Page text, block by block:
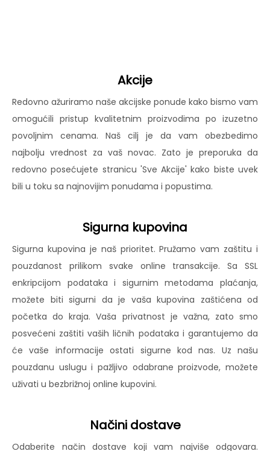
Akcije
Redovno ažuriramo naše akcijske ponude kako bismo vam
omogućili pristup kvalitetnim proizvodima po izuzetno
povoljnim cenama. Naš cilj je da vam obezbedimo
najbolju vrednost za vaš novac. Zato je preporuka da
redovno posećujete stranicu 'Sve Akcije' kako biste uvek
bili u toku sa najnovijim ponudama i popustima.
Sigurna kupovina
Sigurna kupovina je naš prioritet. Pružamo vam zaštitu i
pouzdanost prilikom svake online transakcije. Sa SSL
enkripcijom podataka i sigurnim metodama plaćanja,
možete biti sigurni da je vaša kupovina zaštićena od
početka do kraja. Vaša privatnost je važna, zato smo
posvećeni zaštiti vaših ličnih podataka i garantujemo da
će vaše informacije ostati sigurne kod nas. Uz našu
pouzdanu uslugu i pažljivo odabrane proizvode, možete
uživati u bezbrižnoj online kupovini.
Načini dostave
Odaberite način dostave koji vam najviše odgovara.